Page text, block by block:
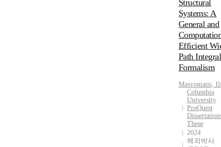
Structural
Systems: A
General and
Efficient
Path Integral
Formalism
Mavromatis,
Columbia
University
ProQuest
These
2024
해외박사